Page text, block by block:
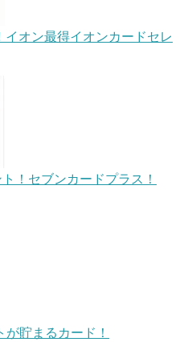
オン最得イオンカードセレ
！セブンカードプラス！
貯まるカード！